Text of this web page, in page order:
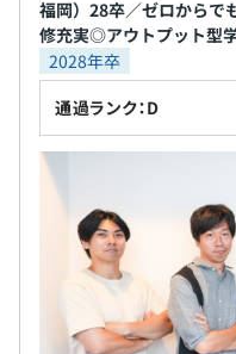
福岡）28卒／ゼロからで
修充実◎アウトプット型
2028年卒
通過ランク：D